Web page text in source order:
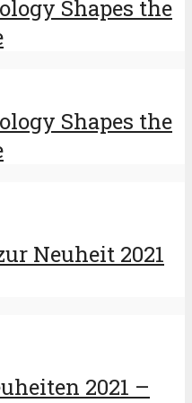
Shapes the
Shapes the
Neuheit 2021
2021 –